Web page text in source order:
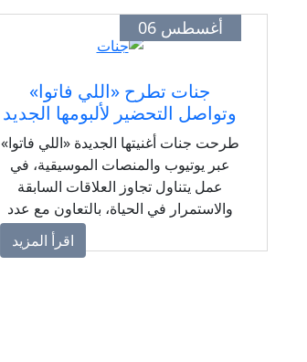
أغسطس 06
جنات تطرح «اللي فاتوا»
وتواصل التحضير لألبومها الجديد
طرحت جنات أغنيتها الجديدة «اللي فاتوا»
عبر يوتيوب والمنصات الموسيقية، في
عمل يتناول تجاوز العلاقات السابقة
والاستمرار في الحياة، بالتعاون مع عدد
من صناع الموسيقى.اقرأ المزيد